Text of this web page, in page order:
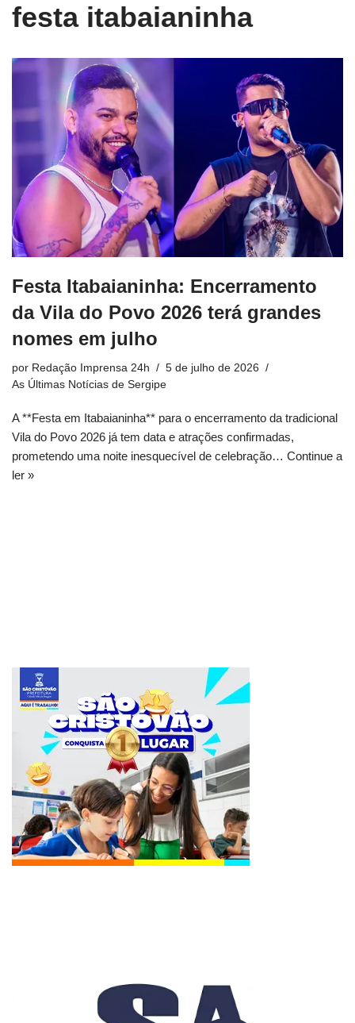
festa itabaianinha
Festa Itabaianinha: Encerramento
da Vila do Povo 2026 terá grandes
nomes em julho
por Redação Imprensa 24h
5 de julho de 2026
As Últimas Notícias de Sergipe
A **Festa em Itabaianinha** para o encerramento da tradicional
Vila do Povo 2026 já tem data e atrações confirmadas,
prometendo uma noite inesquecível de celebração… Continue a
ler »